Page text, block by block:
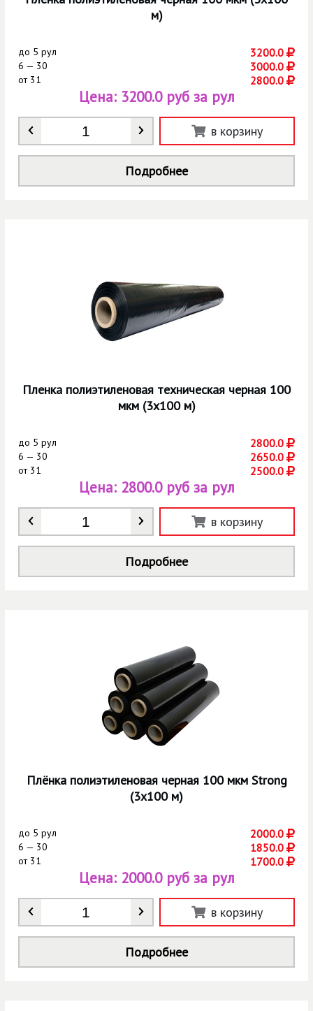
м)
до 5 рул 3200.0
6 — 30 3000.0
от31 2800.0
Количество
Цена: 3200.0 руб за рул
в корзину
Подробнее
Пленка полиэтиленовая техническая черная 100
мкм (3х100 м)
до 5 рул 2800.0
6 — 30 2650.0
от31 2500.0
Количество
Цена: 2800.0 руб за рул
в корзину
Подробнее
Плёнка полиэтиленовая черная 100 мкм Strong
(3х100 м)
до 5 рул 2000.0
6 — 30 1850.0
от31 1700.0
Количество
Цена: 2000.0 руб за рул
в корзину
Подробнее